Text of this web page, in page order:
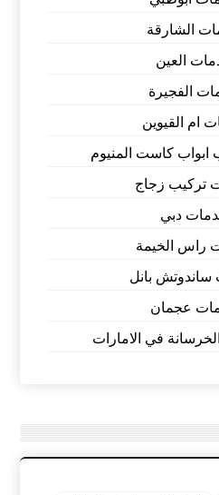
الشارقة
العين
الفجيرة
ام القيوين
كاست المنيوم
تركيب زجاج
دبي
راس الخيمة
بانل
عجمان
في الامارات